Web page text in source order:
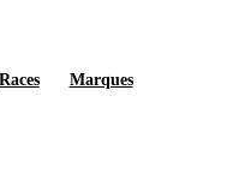
Races Marques